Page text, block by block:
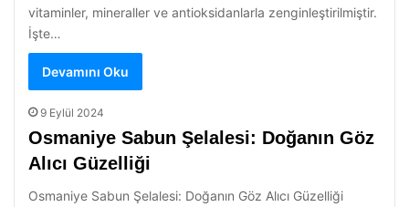
vitaminler, mineraller ve antioksidanlarla zenginleştirilmiştir.
İşte…
Devamını Oku
9 Eylül 2024
Osmaniye Sabun Şelalesi: Doğanın Göz
Alıcı Güzelliği
Osmaniye Sabun Şelalesi: Doğanın Göz Alıcı Güzelliği